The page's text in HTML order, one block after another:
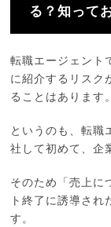
る？知って
転職エージェント
に紹介するリスク
ることはあります。
というのも、転職
社して初めて、企
そのため「売上に
ト終了に誘導され
す。